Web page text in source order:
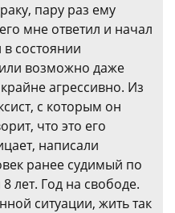
пару раз ему
мне ответил и начал
состоянии
возможно даже
агрессивно. Из
с которым он
что это его
написали
ранее судимый по
лет. Год на свободе.
ситуации, жить так